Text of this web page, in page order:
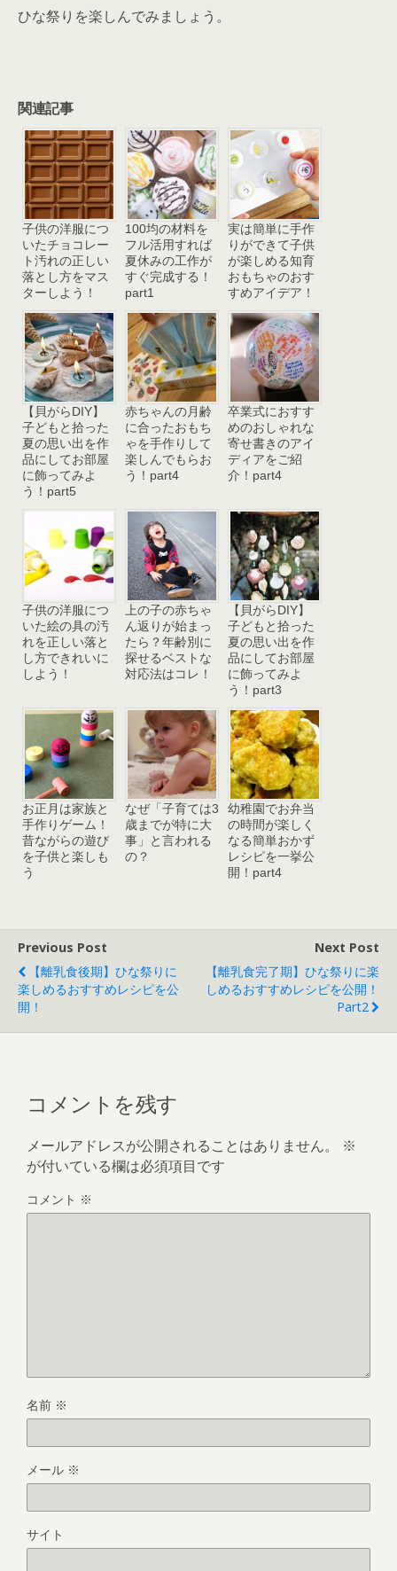
ひな祭りを楽しんでみましょう。
関連記事
子供の洋服につ
いたチョコレー
ト汚れの正しい
落とし方をマス
ターしよう！
100均の材料を
フル活用すれば
夏休みの工作が
すぐ完成する！
part1
実は簡単に手作
りができて子供
が楽しめる知育
おもちゃのおす
すめアイデア！
【貝がらDIY】
子どもと拾った
夏の思い出を作
品にしてお部屋
に飾ってみよ
う！part5
赤ちゃんの月齢
に合ったおもち
ゃを手作りして
楽しんでもらお
う！part4
卒業式におすす
めのおしゃれな
寄せ書きのアイ
ディアをご紹
介！part4
子供の洋服につ
いた絵の具の汚
れを正しい落と
し方できれいに
しよう！
上の子の赤ちゃ
ん返りが始まっ
たら？年齢別に
探せるベストな
対応法はコレ！
【貝がらDIY】
子どもと拾った
夏の思い出を作
品にしてお部屋
に飾ってみよ
う！part3
お正月は家族と
手作りゲーム！
昔ながらの遊び
を子供と楽しも
う
なぜ「子育ては3
歳までが特に大
事」と言われる
の？
幼稚園でお弁当
の時間が楽しく
なる簡単おかず
レシピを一挙公
開！part4
Previous Post
【離乳食後期】ひな祭りに
楽しめるおすすめレシピを公
開！
Next Post
【離乳食完了期】ひな祭りに楽
しめるおすすめレシピを公開！
Part2
コメントを残す
メールアドレスが公開されることはありません。
※
が付いている欄は必須項目です
コメント ※
名前 ※
メール ※
サイト